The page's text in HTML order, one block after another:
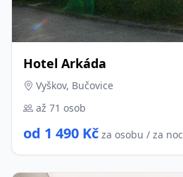
Hotel Arkáda
Vyškov, Bučovice
až 71 osob
od 1 490 Kč za osobu / za noc